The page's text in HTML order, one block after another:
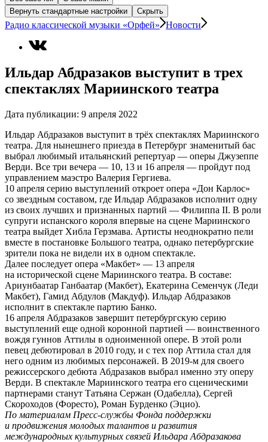
Вернуть стандартные настройки
Скрыть
Радио классической музыки «Орфей» Новости
Ильдар Абдразаков выступит в трех
спектаклях Мариинского театра
Дата публикации: 9 апреля 2022
Ильдар Абдразаков выступит в трёх спектаклях Мариинского
театра. Для нынешнего приезда в Петербург знаменитый бас
выбрал любимый итальянский репертуар — оперы Джузеппе
Верди. Все три вечера — 10, 13 и 16 апреля — пройдут под
управлением маэстро Валерия Гергиева.
10 апреля серию выступлений откроет опера «Дон Карлос»
со звездным составом, где Ильдар Абдразаков исполнит одну
из своих лучших и признанных партий — Филиппа II. В роли
супруги испанского короля впервые на сцене Мариинского
театра выйдет Хибла Герзмава. Артисты неоднократно пели
вместе в постановке Большого театра, однако петербургские
зрители пока не видели их в одном спектакле.
Далее последует опера «Макбет» — 13 апреля
на исторической сцене Мариинского театра. В составе:
Ариунбаатар Ганбаатар (Макбет), Екатерина Семенчук (Леди
Макбет), Гамид Абдулов (Макдуф). Ильдар Абдразаков
исполнит в спектакле партию Банко.
16 апреля Абдразаков завершит петербургскую серию
выступлений еще одной коронной партией — воинственного
вождя гуннов Аттилы в одноименной опере. В этой роли
певец дебютировал в 2010 году, и с тех пор Аттила стал для
него одним из любимых персонажей. В 2019-м для своего
режиссерского дебюта Абдразаков выбрал именно эту оперу
Верди. В спектакле Мариинского театра его сценическими
партнерами станут Татьяна Сержан (Одабелла), Сергей
Скороходов (Форесто), Роман Бурденко (Эцио).
По материалам Пресс-службы Фонда поддержки
и продвижения молодых талантов и развития
международных культурных связей Ильдара Абдразакова